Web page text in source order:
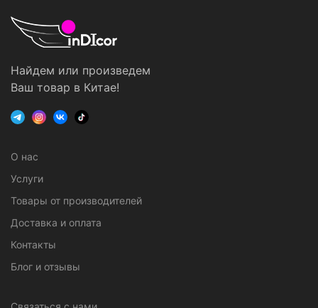
Найдем или произведем
Ваш товар в Китае!
О нас
Услуги
Товары от производителей
Доставка и оплата
Контакты
Блог и отзывы